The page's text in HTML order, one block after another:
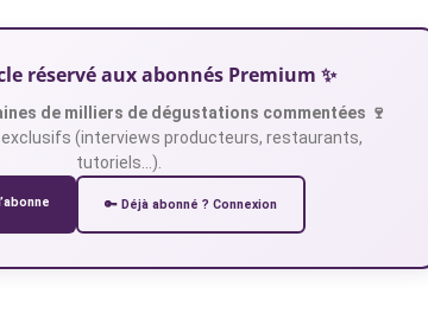
réservé aux abonnés Premium ✨
de milliers de dégustations commentées 🍷
(interviews producteurs, restaurants,
tutoriels…).
🔑 Déjà abonné ? Connexion